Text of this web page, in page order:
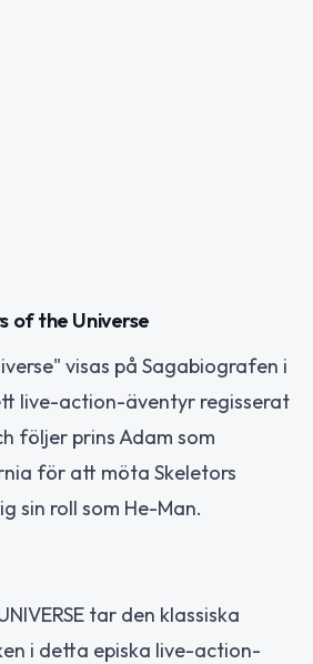
of the Universe
visas på Sagabiografen i
live-action-äventyr regisserat
följer prins Adam som
för att möta Skeletors
sin roll som He-Man.
tar den klassiska
i detta episka live-action-